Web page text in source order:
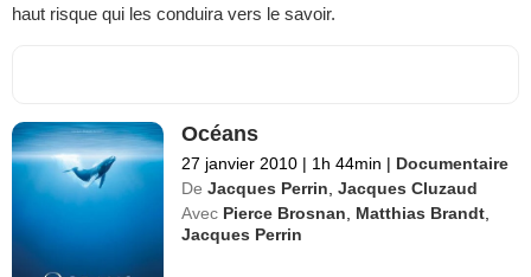
haut risque qui les conduira vers le savoir.
Océans
27 janvier 2010 | 1h 44min | Documentaire
De Jacques Perrin ,Jacques Cluzaud
Avec Pierce Brosnan Matthias Brandt
Jacques Perrin